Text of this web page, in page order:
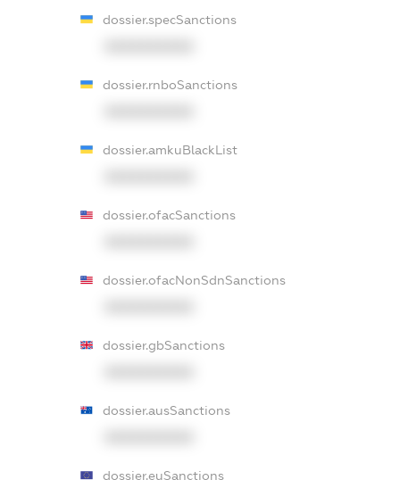
dossier.specSanctions
dossier.rnboSanctions
dossier.amkuBlackList
dossier.ofacSanctions
dossier.ofacNonSdnSanctions
dossier.gbSanctions
dossier.ausSanctions
dossier.euSanctions